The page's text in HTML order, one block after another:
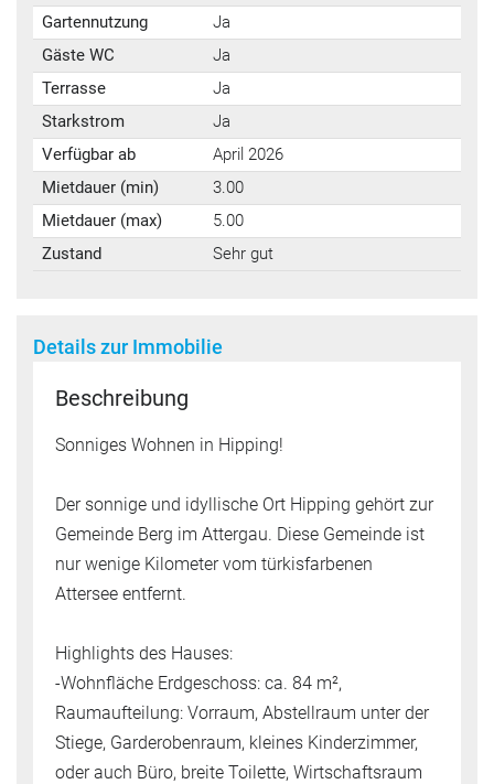
Gartennutzung
Ja
Gäste WC
Ja
Terrasse
Ja
Starkstrom
Ja
Verfügbar ab
April 2026
Mietdauer (min)
3.00
Mietdauer (max)
5.00
Zustand
Sehr gut
Details zur Immobilie
Beschreibung
Sonniges Wohnen in Hipping!
Der sonnige und idyllische Ort Hipping gehört zur
Gemeinde Berg im Attergau. Diese Gemeinde ist
nur wenige Kilometer vom türkisfarbenen
Attersee entfernt.
Highlights des Hauses:
-Wohnfläche Erdgeschoss: ca. 84 m²,
Raumaufteilung: Vorraum, Abstellraum unter der
Stiege, Garderobenraum, kleines Kinderzimmer,
oder auch Büro, breite Toilette, Wirtschaftsraum